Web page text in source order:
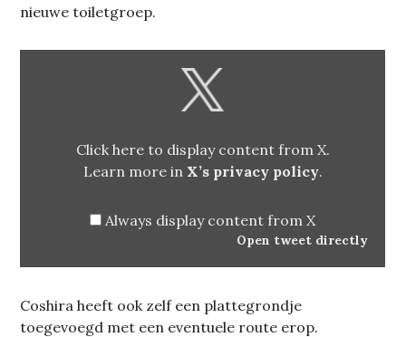
nieuwe toiletgroep.
Click here to display content from X.
Learn more in X’s privacy policy.
Always display content from X
Open tweet directly
Coshira heeft ook zelf een plattegrondje
toegevoegd met een eventuele route erop.